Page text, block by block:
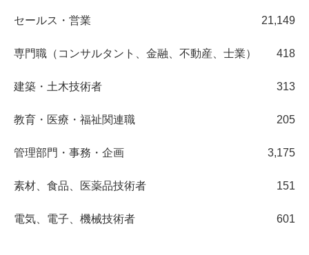
セールス・営業 21,149
専門職（コンサルタント、金融、不動産、士業） 418
建築・土木技術者 313
教育・医療・福祉関連職 205
管理部門・事務・企画 3,175
素材、食品、医薬品技術者 151
電気、電子、機械技術者 601